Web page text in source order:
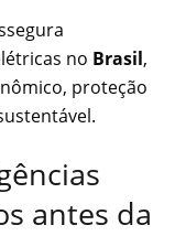
no Brasil,
proteção
antes da